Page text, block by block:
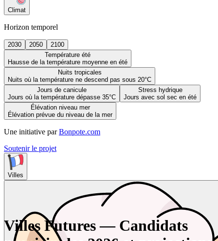
Climat
Horizon temporel
2030 2050
2100
Température été
Hausse de la température moyenne en été
Nuits tropicales
Nuits où la température ne descend pas sous 20°C
Jours de canicule
Jours où la température dépasse 35°C
Stress hydrique
Jours avec sol sec en été
Élévation niveau mer
Élévation prévue du niveau de la mer
Une initiative par Bonpote.com
Soutenir le projet
Villes
Villes Futures — Candidats